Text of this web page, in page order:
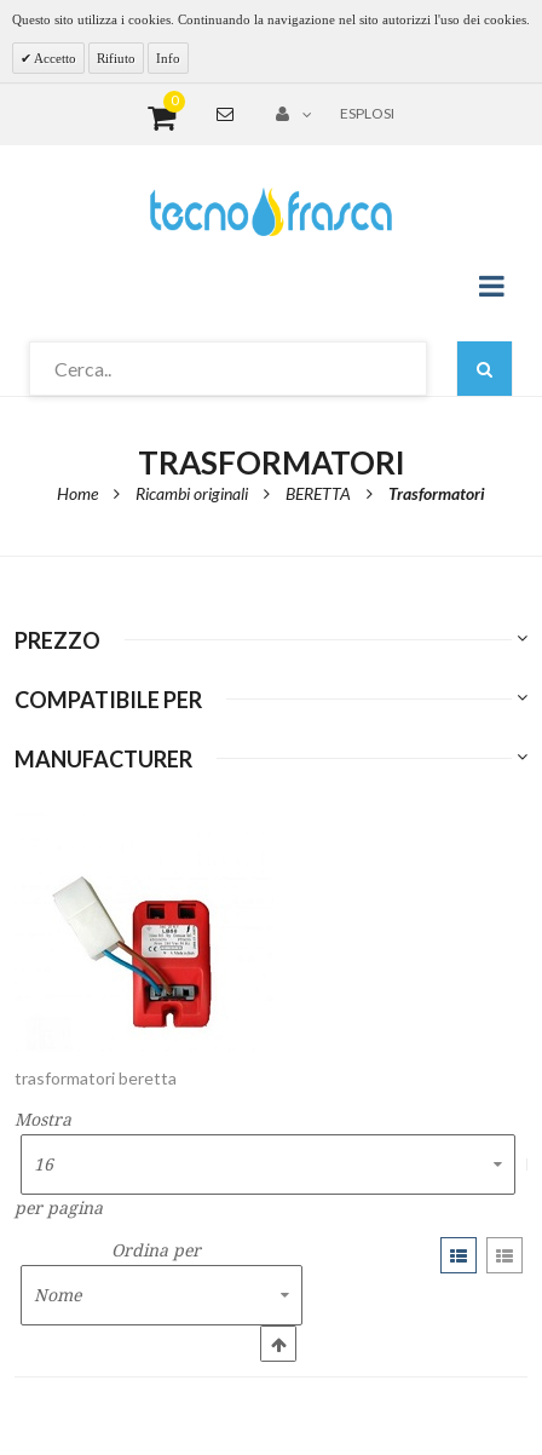
Questo sito utilizza i cookies. Continuando la navigazione nel sito autorizzi l'uso dei cookies.
Accetto Rifiuto Info
0
ESPLOSI
TRASFORMATORI
Home Ricambi originali BERETTA Trasformatori
PREZZO
COMPATIBILE PER
MANUFACTURER
trasformatori beretta
Mostra
per pagina
Ordina per